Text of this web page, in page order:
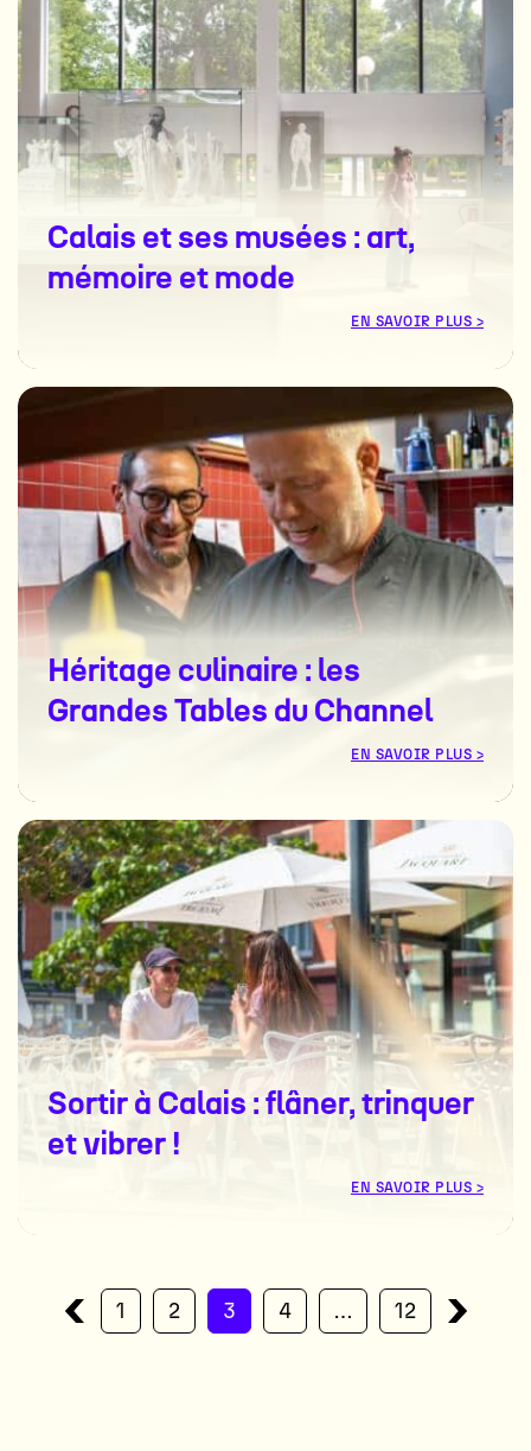
Calais et ses musées : art,
mémoire et mode
EN SAVOIR PLUS >
Héritage culinaire : les
Grandes Tables du Channel
EN SAVOIR PLUS >
Sortir à Calais : flâner, trinquer
et vibrer !
EN SAVOIR PLUS >
1 2 3 4 … 12
#
#